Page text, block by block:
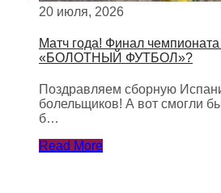
20 июля, 2026
Матч года! Финал
«БОЛОТНЫЙ ФУТБОЛ»?
Поздравляем сборную
болельщиков! А вот смогли
б…
Read More